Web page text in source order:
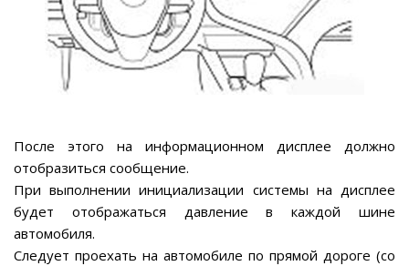
После этого на информационном дисплее должно
отобразиться сообщение.
При выполнении инициализации системы на дисплее
будет отображаться давление в каждой шине
автомобиля.
Следует проехать на автомобиле по прямой дороге (со